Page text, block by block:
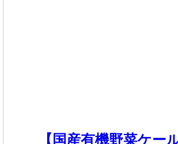
【国産有機野菜ケ